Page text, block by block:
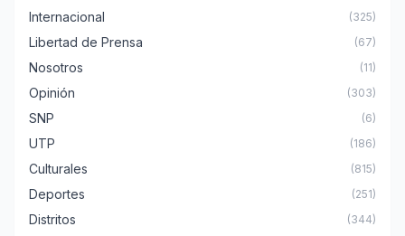
Internacional (325)
Libertad de Prensa (67)
Nosotros (11)
Opinión (303)
SNP (6)
UTP (186)
Culturales (815)
Deportes (251)
Distritos (344)